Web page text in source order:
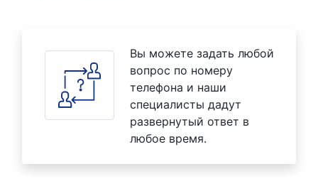
Вы можете задать любой
вопрос по номеру
телефона и наши
специалисты дадут
развернутый ответ в
любое время.